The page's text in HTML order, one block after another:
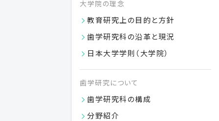
大学院の理念
教育研究上の目的と方針
歯学研究科の沿革と現況
日本大学学則（大学院）
歯学研究について
歯学研究科の構成
分野紹介
歯科衛生専門学校
総合歯学研究所
卒業生の方 研究者の方